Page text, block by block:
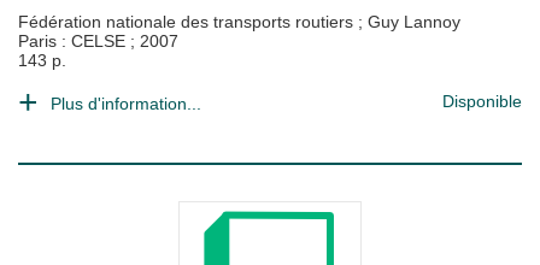
Fédération nationale des transports routiers ; Guy Lannoy
Paris : CELSE ; 2007
143 p.
Plus d'information... Disponible